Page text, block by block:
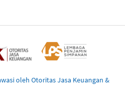
oleh Otoritas Jasa Keuangan &